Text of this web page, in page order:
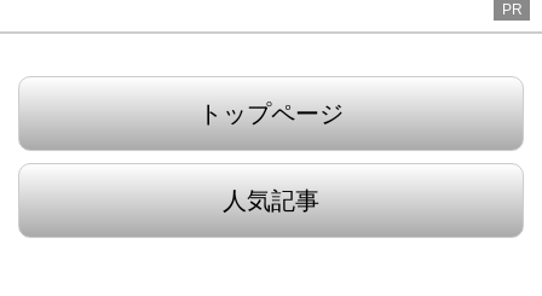
PR
トップページ
人気記事